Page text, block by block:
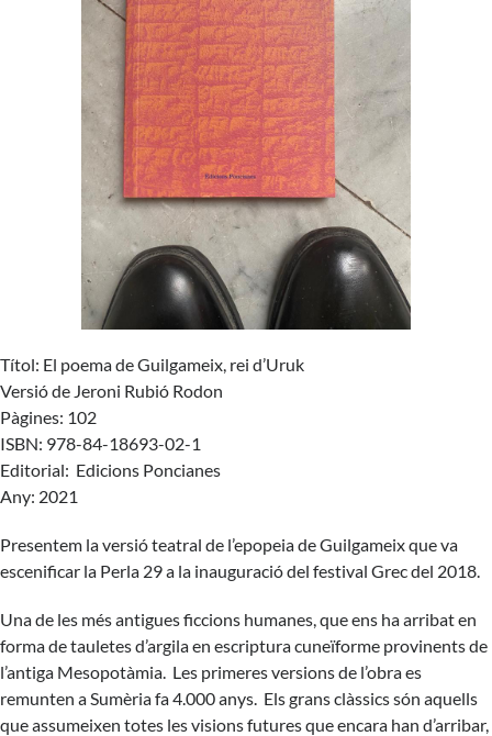
Títol: El poema de Guilgameix, rei d’Uruk
Versió de Jeroni Rubió Rodon
Pàgines: 102
ISBN: 978-84-18693-02-1
Editorial: Edicions Poncianes
Any: 2021
Presentem la versió teatral de l’epopeia de Guilgameix que va
escenificar la Perla 29 a la inauguració del festival Grec del 2018.
Una de les més antigues ficcions humanes, que ens ha arribat en
forma de tauletes d’argila en escriptura cuneïforme provinents de
l’antiga Mesopotàmia. Les primeres versions de l’obra es
remunten a Sumèria fa 4.000 anys. Els grans clàssics són aquells
que assumeixen totes les visions futures que encara han d’arribar,